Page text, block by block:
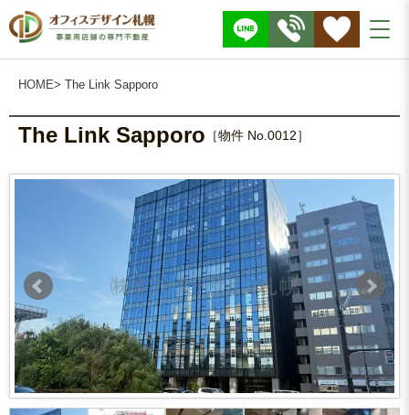
株
式
会
F
E
HOME> The Link Sapporo
The Link Sapporo ［物件 No.0012］